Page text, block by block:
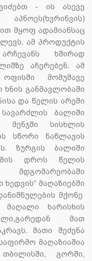
- ის ასევე
მყოფ ადამიანსაც
ამ პროდუქტის
ხშირად
აჩერებენ. ამ
მომუშავე
ხნის განმავლობაში
და წელის არეში
ბალიში
მენჯში სისხლის
სწორი ნაწლავის
ზურგის ბალიში
დროს წელის
მაღაზიებში
მქონე
ხარისხის
მათ
მათი შეძენა
მაღაზიაშია
გორში,